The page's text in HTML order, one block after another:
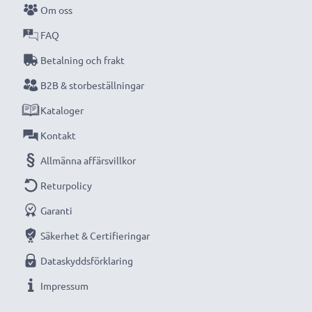
Om oss
FAQ
Betalning och frakt
B2B & storbeställningar
Kataloger
Kontakt
Allmänna affärsvillkor
Returpolicy
Garanti
Säkerhet & Certifieringar
Dataskyddsförklaring
Impressum